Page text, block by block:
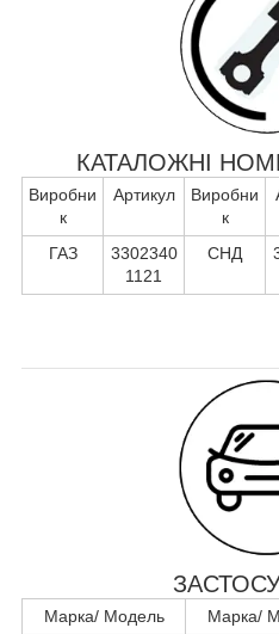
КАТАЛОЖНІ
Виробни
к
Артикул
Виробни
к
ГАЗ
3302340
1121
СНД
Марка/ Модель Марка/